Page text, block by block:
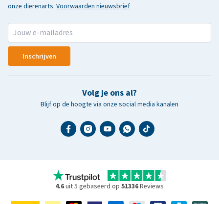
onze dierenarts. Voorwaarden nieuwsbrief
Inschrijven
Volg je ons al?
Blijf op de hoogte via onze social media kanalen
4.6uit 5 gebaseerd op 51336Reviews